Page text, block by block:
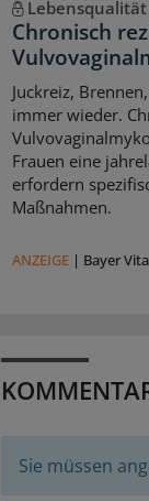
Chronisch
Juckreiz,
immer wieder.
Frauen eine
erfordern
Maßnahmen.
ANZEIGE | Bayer
Sie müssen